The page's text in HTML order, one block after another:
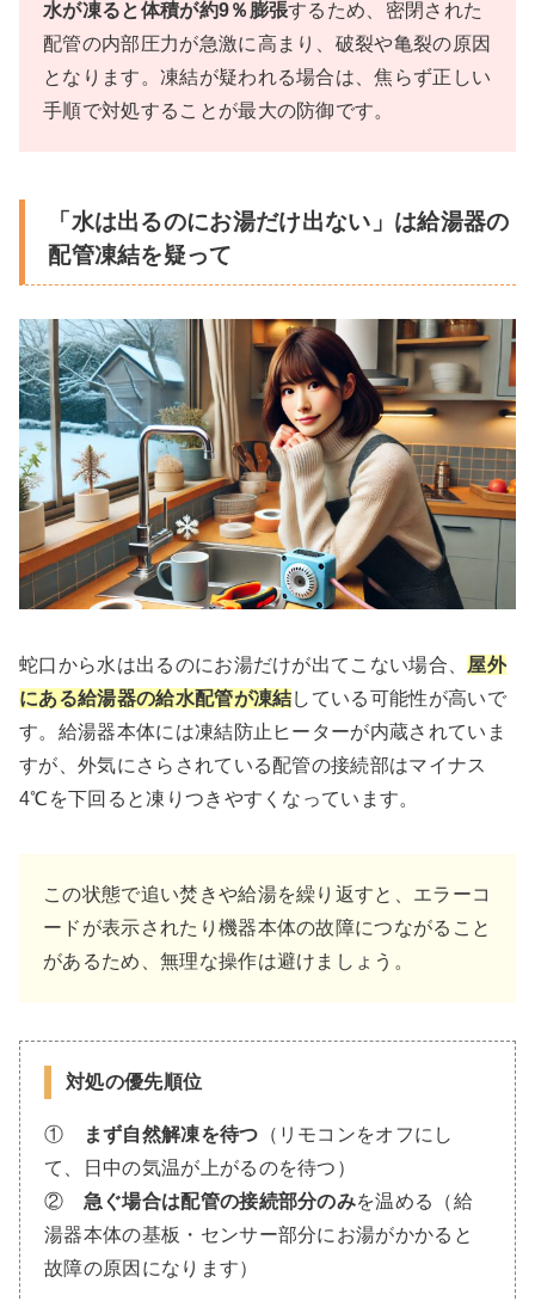
水が凍ると体積が約9％膨張するため、密閉された
配管の内部圧力が急激に高まり、破裂や亀裂の原因
となります。凍結が疑われる場合は、焦らず正しい
手順で対処することが最大の防御です。
「水は出るのにお湯だけ出ない」は給湯器の
配管凍結を疑って
蛇口から水は出るのにお湯だけが出てこない場合、 屋外
にある給湯器の給水配管が凍結している可能性が高いで
す。給湯器本体には凍結防止ヒーターが内蔵されていま
すが、外気にさらされている配管の接続部はマイナス
4℃を下回ると凍りつきやすくなっています。
この状態で追い焚きや給湯を繰り返すと、エラーコ
ードが表示されたり機器本体の故障につながること
があるため、無理な操作は避けましょう。
対処の優先順位
① まず自然解凍を待つ （リモコンをオフにし
て、日中の気温が上がるのを待つ）
② 急ぐ場合は配管の接続部分のみを温める（給
湯器本体の基板・センサー部分にお湯がかかると
故障の原因になります）